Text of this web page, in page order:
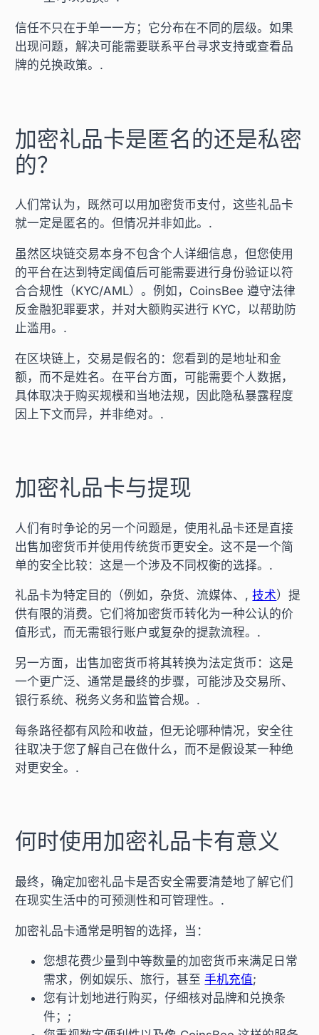
信任不只在于单一一方；它分布在不同的层级。如果
出现问题，解决可能需要联系平台寻求支持或查看品
牌的兑换政策。.
加密礼品卡是匿名的还是私密
的？
人们常认为，既然可以用加密货币支付，这些礼品卡
就一定是匿名的。但情况并非如此。.
虽然区块链交易本身不包含个人详细信息，但您使用
的平台在达到特定阈值后可能需要进行身份验证以符
合合规性（KYC/AML）。例如，CoinsBee 遵守法律
反金融犯罪要求，并对大额购买进行 KYC，以帮助防
止滥用。.
在区块链上，交易是假名的：您看到的是地址和金
额，而不是姓名。在平台方面，可能需要个人数据，
具体取决于购买规模和当地法规，因此隐私暴露程度
因上下文而异，并非绝对。.
加密礼品卡与提现
人们有时争论的另一个问题是，使用礼品卡还是直接
出售加密货币并使用传统货币更安全。这不是一个简
单的安全比较：这是一个涉及不同权衡的选择。.
礼品卡为特定目的（例如，杂货、流媒体、,技术）提
供有限的消费。它们将加密货币转化为一种公认的价
值形式，而无需银行账户或复杂的提款流程。.
另一方面，出售加密货币将其转换为法定货币：这是
一个更广泛、通常是最终的步骤，可能涉及交易所、
银行系统、税务义务和监管合规。.
每条路径都有风险和收益，但无论哪种情况，安全往
往取决于您了解自己在做什么，而不是假设某一种绝
对更安全。.
何时使用加密礼品卡有意义
最终，确定加密礼品卡是否安全需要清楚地了解它们
在现实生活中的可预测性和可管理性。.
加密礼品卡通常是明智的选择，当：
您想花费少量到中等数量的加密货币来满足日常
需求，例如娱乐、旅行，甚至手机充值;
您有计划地进行购买，仔细核对品牌和兑换条
件；;